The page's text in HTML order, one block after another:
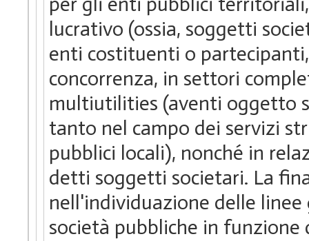
lucrativo (ossia, soggetti
enti costituenti o
concorrenza, in settori
multiutilities (aventi oggetto
tanto nel campo dei servizi
pubblici locali), nonché in
detti soggetti societari. La
nell'individuazione delle
società pubbliche in